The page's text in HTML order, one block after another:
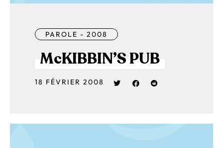
PAROLE - 2008
McKIBBIN’S PUB
18 FÉVRIER 2008